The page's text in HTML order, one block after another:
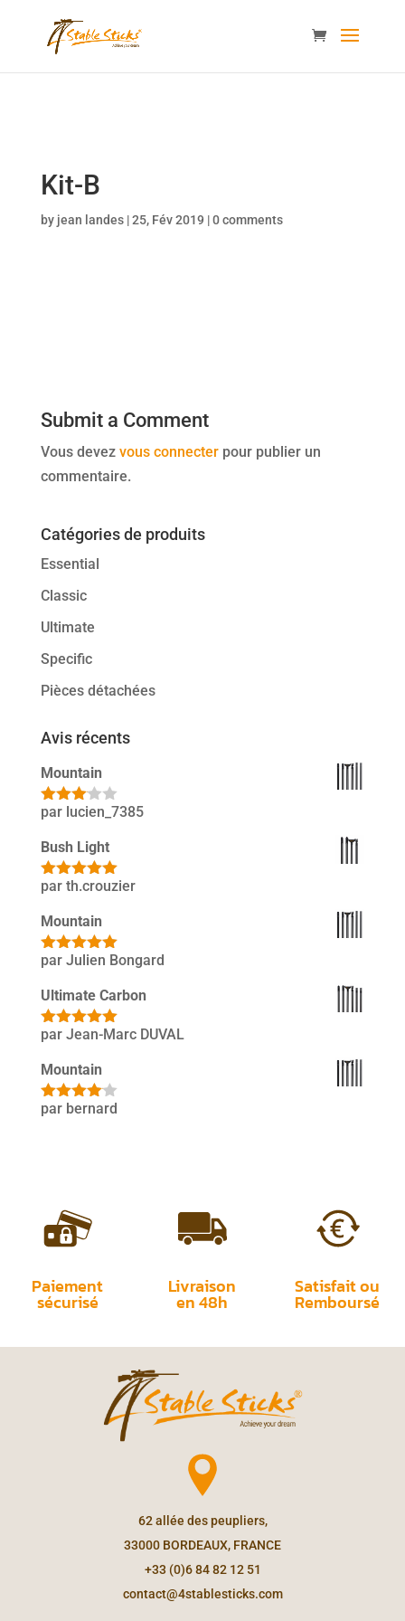
Kit-B
by jean landes|25, Fév 2019 |0 comments
Submit a Comment
Vous devez vous connecterpour publier un
commentaire.
Catégories de produits
Essential
Classic
Ultimate
Specific
Pièces détachées
Avis récents
Mountain
Note3
par lucien_7385
Bush Light
Note5sur
par th.crouzier
Mountain
Note5sur
par Julien Bongard
Ultimate Carbon
Note5sur
par Jean-Marc DUVAL
Mountain
Note4
par bernard
Paiement
sécurisé
Livraison
en 48h
Satisfait ou
Remboursé
62 allée des peupliers,
33000 BORDEAUX, FRANCE
+33 (0)6 84 82 12 51
contact@4stablesticks.com